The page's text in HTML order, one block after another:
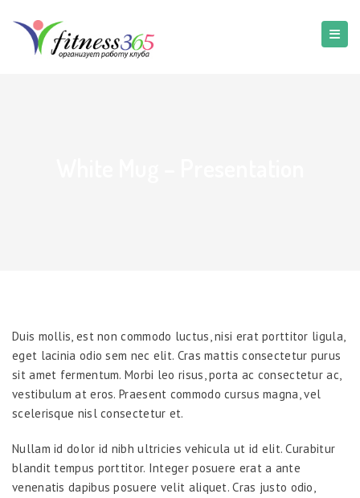
Duis mollis, est non commodo luctus, nisi erat porttitor ligula,
eget lacinia odio sem nec elit. Cras mattis consectetur purus
sit amet fermentum. Morbi leo risus, porta ac consectetur ac,
vestibulum at eros. Praesent commodo cursus magna, vel
scelerisque nisl consectetur et.
Nullam id dolor id nibh ultricies vehicula ut id elit. Curabitur
blandit tempus porttitor. Integer posuere erat a ante
venenatis dapibus posuere velit aliquet. Cras justo odio,